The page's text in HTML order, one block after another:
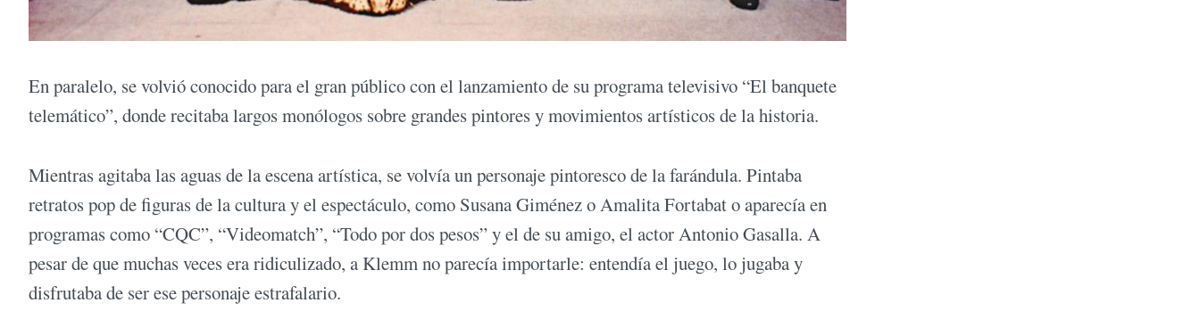
En paralelo, se volvió conocido para el gran público con el lanzamiento de su programa televisivo “El banquete
telemático”, donde recitaba largos monólogos sobre grandes pintores y movimientos artísticos de la historia.
Mientras agitaba las aguas de la escena artística, se volvía un personaje pintoresco de la farándula. Pintaba
retratos pop de figuras de la cultura y el espectáculo, como Susana Giménez o Amalita Fortabat o aparecía en
programas como “CQC”, “Videomatch”, “Todo por dos pesos” y el de su amigo, el actor Antonio Gasalla. A
pesar de que muchas veces era ridiculizado, a Klemm no parecía importarle: entendía el juego, lo jugaba y
disfrutaba de ser ese personaje estrafalario.